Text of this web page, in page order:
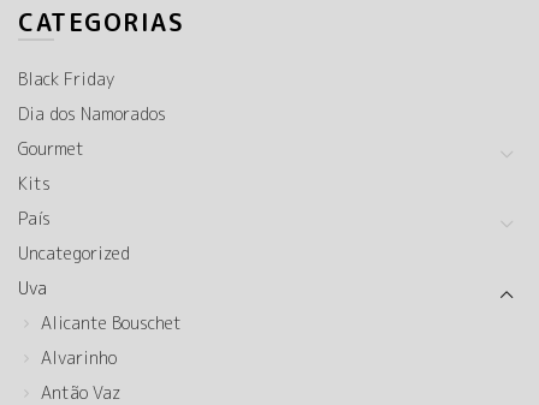
CATEGORIAS
Black Friday
Dia dos Namorados
Gourmet
Kits
País
Uncategorized
Uva
Alicante Bouschet
Alvarinho
Antão Vaz